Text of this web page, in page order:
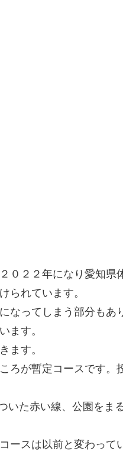
０２２年になり愛知県
られています。
なってしまう部分もあ
ます。
ます。
ろが暫定コースです。
いた赤い線、公園をま
ースは以前と変わって